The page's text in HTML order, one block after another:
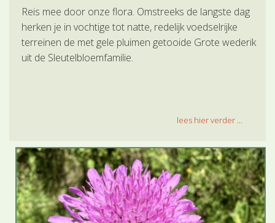
Reis mee door onze flora. Omstreeks de langste dag
herken je in vochtige tot natte, redelijk voedselrijke
terreinen de met gele pluimen getooide Grote wederik
uit de Sleutelbloemfamilie.
lees hier verder ...